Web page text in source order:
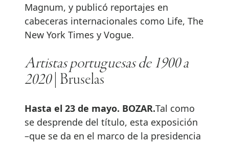
Magnum, y publicó reportajes en
cabeceras internacionales como Life, The
New York Times y Vogue.
Artistas portuguesas de 1900 a
2020| Bruselas
Hasta el 23 de mayo. BOZAR.Tal como
se desprende del título, esta exposición
–que se da en el marco de la presidencia